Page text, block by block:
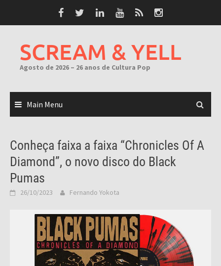
SCREAM & YELL
Agosto de 2026 – 26 anos de Cultura Pop
Main Menu
Conheça faixa a faixa “Chronicles Of A
Diamond”, o novo disco do Black
Pumas
26/10/2023 Fernando Yokota